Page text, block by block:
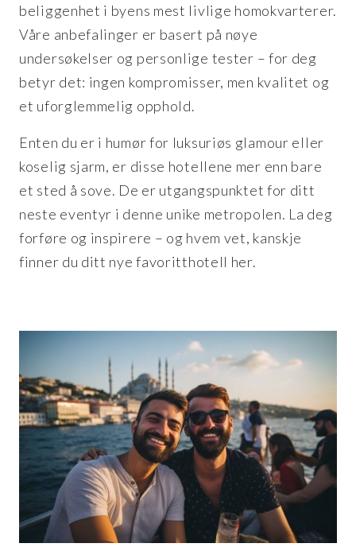
beliggenhet i byens mest livlige homokvarterer.
Våre anbefalinger er basert på nøye
undersøkelser og personlige tester – for deg
betyr det: ingen kompromisser, men kvalitet og
et uforglemmelig opphold.
Enten du er i humør for luksuriøs glamour eller
koselig sjarm, er disse hotellene mer enn bare
et sted å sove. De er utgangspunktet for ditt
neste eventyr i denne unike metropolen. La deg
forføre og inspirere – og hvem vet, kanskje
finner du ditt nye favoritthotell her.